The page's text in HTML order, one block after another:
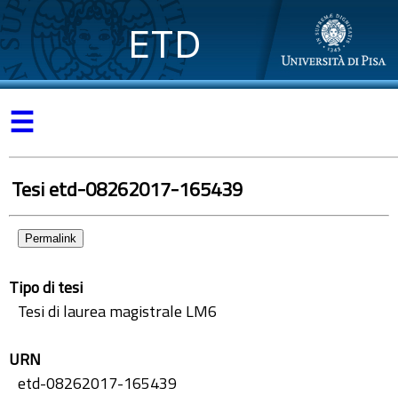
ETD
☰
Tesi etd-08262017-165439
Permalink
Tipo di tesi
Tesi di laurea magistrale LM6
URN
etd-08262017-165439